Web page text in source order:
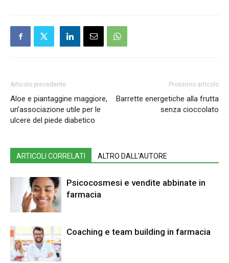
Articolo precedente
Aloe e piantaggine maggiore,
un’associazione utile per le
ulcere del piede diabetico
Prossimo articolo
Barrette energetiche alla frutta
senza cioccolato
ARTICOLI CORRELATI ALTRO DALL'AUTORE
Psicocosmesi e vendite abbinate in
farmacia
Coaching e team building in farmacia